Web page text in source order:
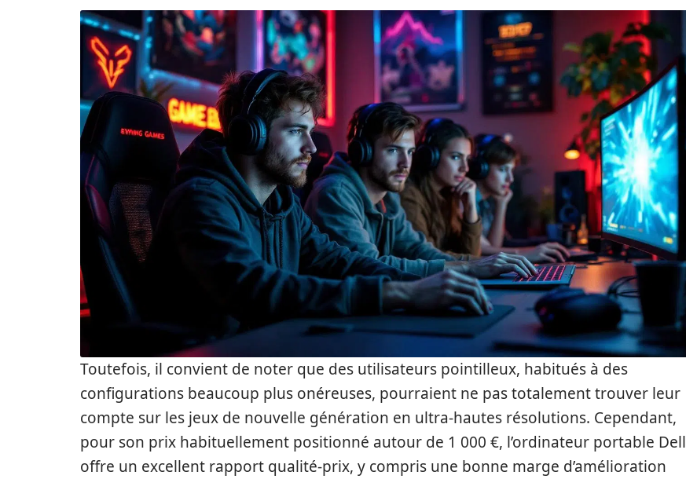
Toutefois, il convient de noter que des utilisateurs pointilleux, habitués à des
configurations beaucoup plus onéreuses, pourraient ne pas totalement trouver leur
compte sur les jeux de nouvelle génération en ultra-hautes résolutions. Cependant,
pour son prix habituellement positionné autour de 1 000 €, l’ordinateur portable Dell
offre un excellent rapport qualité-prix, y compris une bonne marge d’amélioration